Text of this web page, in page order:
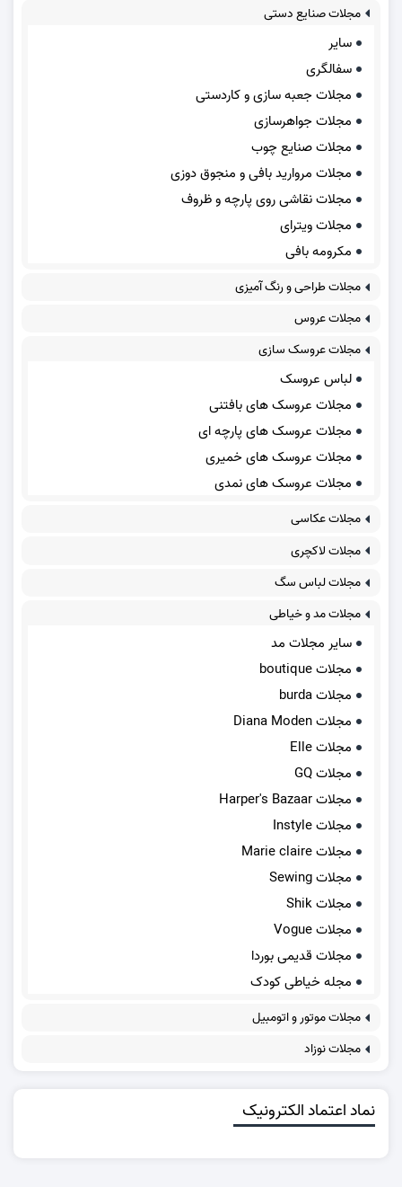
مجلات صنایع دستی
سایر
سفالگری
مجلات جعبه سازی و کاردستی
مجلات جواهرسازی
مجلات صنایع چوب
مجلات مروارید بافی و منجوق دوزی
مجلات نقاشی روی پارچه و ظروف
مجلات ویترای
مکرومه بافی
مجلات طراحی و رنگ آمیزی
مجلات عروس
مجلات عروسک سازی
لباس عروسک
مجلات عروسک های بافتنی
مجلات عروسک های پارچه ای
مجلات عروسک های خمیری
مجلات عروسک های نمدی
مجلات عکاسی
مجلات لاکچری
مجلات لباس سگ
مجلات مد و خیاطی
سایر مجلات مد
مجلات boutique
مجلات burda
مجلات Diana Moden
مجلات Elle
مجلات GQ
مجلات Harper's Bazaar
مجلات Instyle
مجلات Marie claire
مجلات Sewing
مجلات Shik
مجلات Vogue
مجلات قدیمی بوردا
مجله خیاطی کودک
مجلات موتور و اتومبیل
مجلات نوزاد
نماد اعتماد الکترونیک